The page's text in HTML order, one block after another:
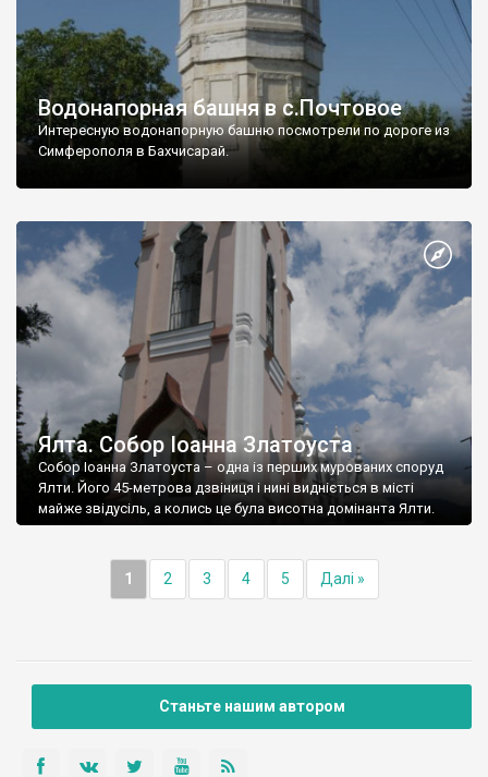
Водонапорная башня в с.Почтовое
Интересную водонапорную башню посмотрели по дороге из
Симферополя в Бахчисарай.
Ялта. Собор Іоанна Златоуста
Собор Іоанна Златоуста – одна із перших мурованих споруд
Ялти. Його 45-метрова дзвіниця і нині видніється в місті
майже звідусіль, а колись це була висотна домінанта Ялти.
1 2 3 4 5 Далі »
Станьте нашим автором